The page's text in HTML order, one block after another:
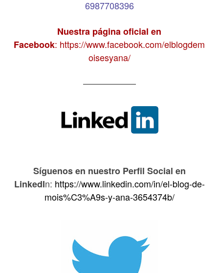
6987708396
Nuestra página oficial en
Facebook: https://www.facebook.com/elblogdem
oisesyana/
——————
Síguenos en nuestro Perfil Social en
LinkedIn: https://www.linkedin.com/in/el-blog-de-
mois%C3%A9s-y-ana-3654374b/